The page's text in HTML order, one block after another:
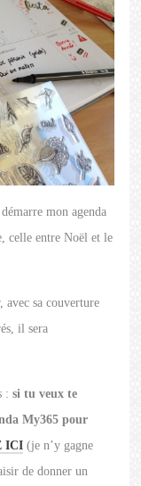
mon agenda
celle entre Noël et le
sa couverture
il sera
:si tu veux te
My365 pour
ICI (je n’y gagne
de donner un